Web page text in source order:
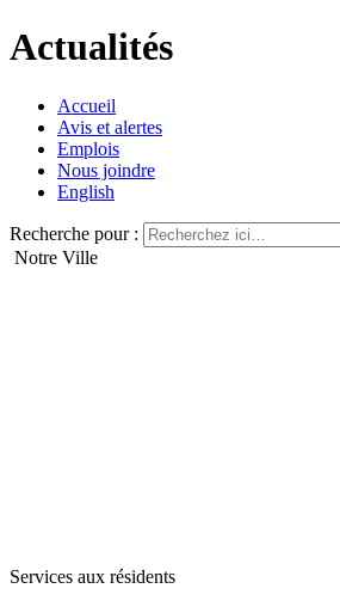
Actualités
Accueil
Avis et alertes
Emplois
Nous joindre
English
Recherche pour :
Notre Ville
Services aux résidents